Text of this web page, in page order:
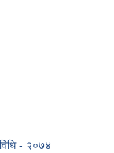
- २०७४